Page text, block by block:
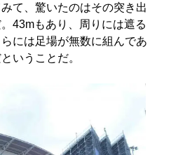
て、驚いたのはその突き出
43mもあり、周りには遮る
には足場が無数に組んであ
いうことだ。